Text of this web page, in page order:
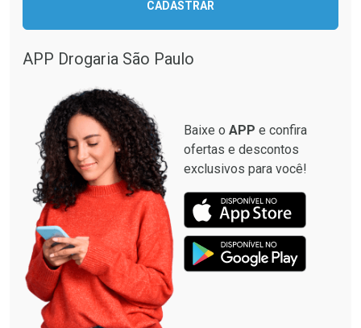
CADASTRAR
APP Drogaria São Paulo
Baixe o APP e confira
ofertas e descontos
exclusivos para você!